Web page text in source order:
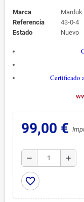
Marca
Marduk
Referencia
43-0-4
Estado
Nuevo
Certificado
99,00 €
remove add
favorite_border